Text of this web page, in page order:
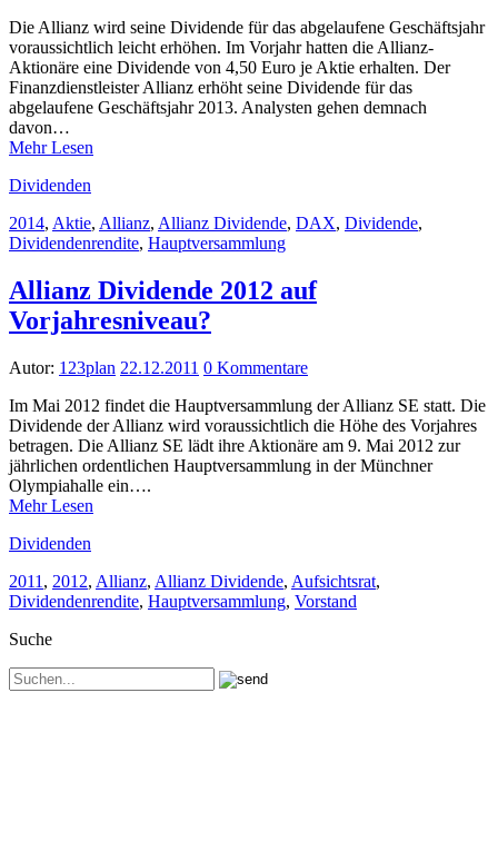
Die Allianz wird seine Dividende für das abgelaufene Geschäftsjahr
voraussichtlich leicht erhöhen. Im Vorjahr hatten die Allianz-
Aktionäre eine Dividende von 4,50 Euro je Aktie erhalten. Der
Finanzdienstleister Allianz erhöht seine Dividende für das
abgelaufene Geschäftsjahr 2013. Analysten gehen demnach
davon…
Mehr Lesen
Dividenden
2014, Aktie, Allianz, Allianz Dividende, DAX, Dividende,
Dividendenrendite, Hauptversammlung
Allianz Dividende 2012 auf
Vorjahresniveau?
Autor: 123plan 22.12.2011 0 Kommentare
Im Mai 2012 findet die Hauptversammlung der Allianz SE statt. Die
Dividende der Allianz wird voraussichtlich die Höhe des Vorjahres
betragen. Die Allianz SE lädt ihre Aktionäre am 9. Mai 2012 zur
jährlichen ordentlichen Hauptversammlung in der Münchner
Olympiahalle ein….
Mehr Lesen
Dividenden
2011 , 2012, Allianz, Allianz Dividende, Aufsichtsrat,
Dividendenrendite, Hauptversammlung, Vorstand
Suche